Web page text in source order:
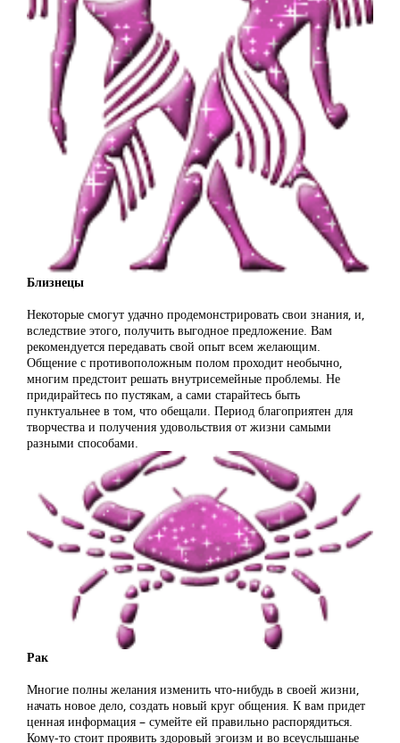
Близнецы
Некоторые смогут удачно продемонстрировать свои знания, и,
вследствие этого, получить выгодное предложение. Вам
рекомендуется передавать свой опыт всем желающим.
Общение с противоположным полом проходит необычно,
многим предстоит решать внутрисемейные проблемы. Не
придирайтесь по пустякам, а сами старайтесь быть
пунктуальнее в том, что обещали. Период благоприятен для
творчества и получения удовольствия от жизни самыми
разными способами.
Рак
Многие полны желания изменить что-нибудь в своей жизни,
начать новое дело, создать новый круг общения. К вам придет
ценная информация – сумейте ей правильно распорядиться.
Кому-то стоит проявить здоровый эгоизм и во всеуслышанье